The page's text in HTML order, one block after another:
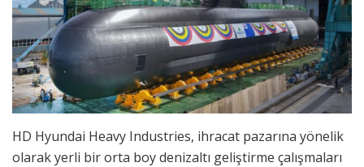
HD Hyundai Heavy Industries, ihracat pazarına yönelik
olarak yerli bir orta boy denizaltı geliştirme çalışmaları